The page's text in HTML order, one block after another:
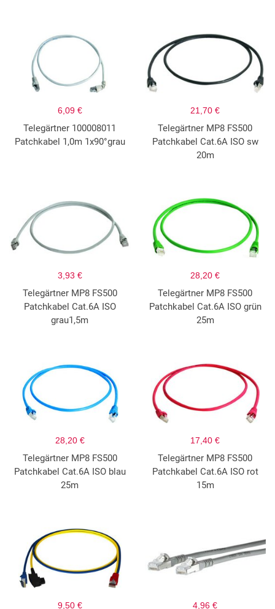
6,09 €
Telegärtner 100008011
Patchkabel 1,0m 1x90°grau
21,70 €
Telegärtner MP8 FS500
Patchkabel Cat.6A ISO sw
20m
3,93 €
Telegärtner MP8 FS500
Patchkabel Cat.6A ISO
grau1,5m
28,20 €
Telegärtner MP8 FS500
Patchkabel Cat.6A ISO grün
25m
28,20 €
Telegärtner MP8 FS500
Patchkabel Cat.6A ISO blau
25m
17,40 €
Telegärtner MP8 FS500
Patchkabel Cat.6A ISO rot
15m
9,50 € 4,96 €